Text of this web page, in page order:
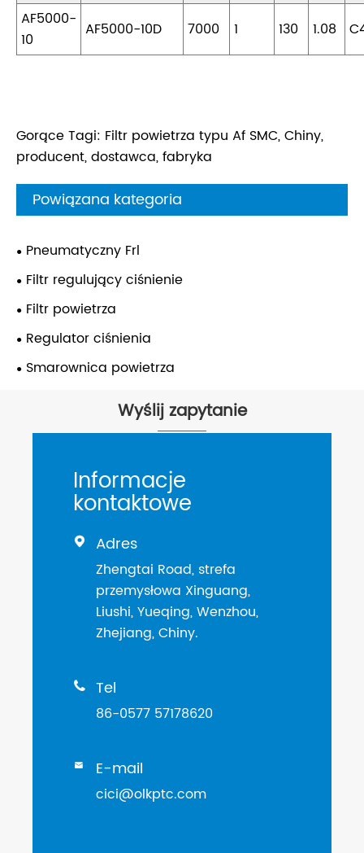
AF5000-
10
AF5000-10D 7000 1 130 1.08
Gorące Tagi: Filtr powietrza typu Af SMC, Chiny,
producent, dostawca, fabryka
Powiązana kategoria
Pneumatyczny Frl
Filtr regulujący ciśnienie
Filtr powietrza
Regulator ciśnienia
Smarownica powietrza
Wyślij zapytanie
Informacje
kontaktowe
 Adres
Zhengtai Road, strefa
przemysłowa Xinguang,
Liushi, Yueqing, Wenzhou,
Zhejiang, Chiny.
 Tel
86-0577 57178620
 E-mail
cici@olkptc.com